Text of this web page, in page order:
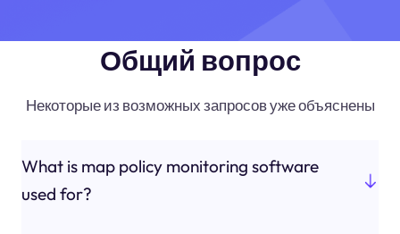
Общий вопрос
Некоторые из возможных запросов уже объяснены
What is map policy monitoring software
used for?